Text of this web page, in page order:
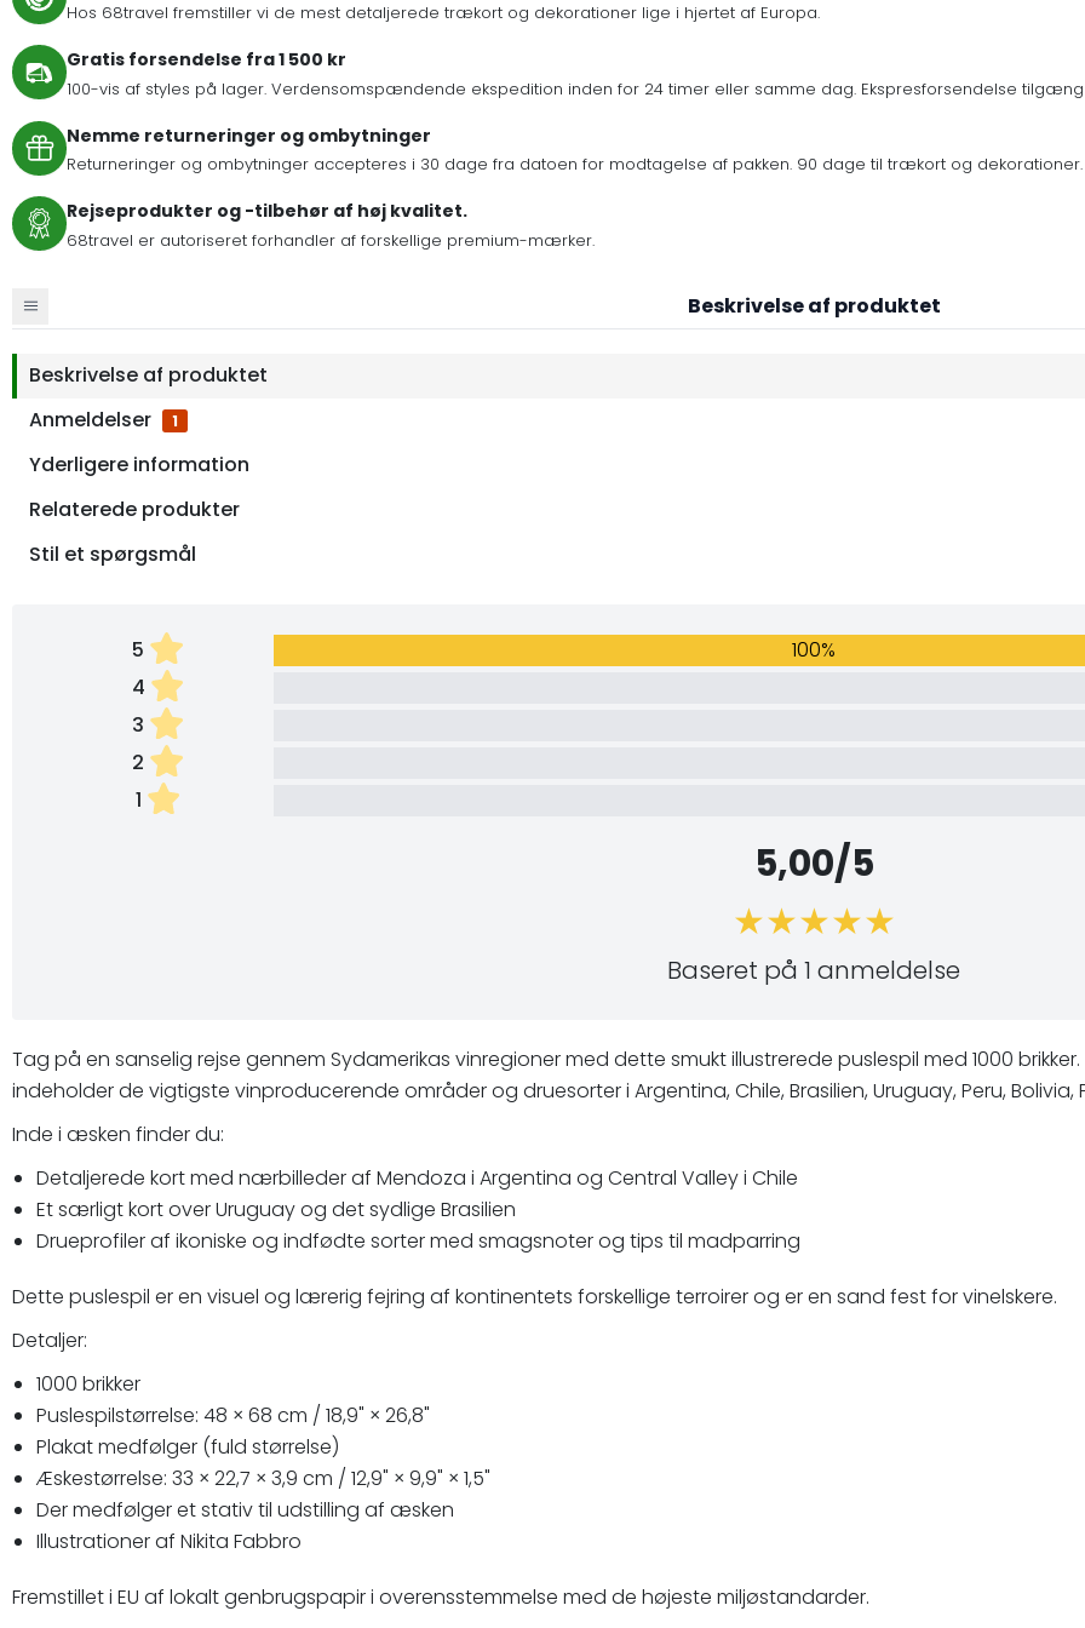
Hos 68travel fremstiller vi de mest detaljerede trækort og dekorationer lige i hjertet af Europa.
Gratis forsendelse fra 1 500 kr
100-vis af styles på lager. Verdensomspændende ekspedition inden for 24 timer eller samme dag. Ekspresforsendelse
Nemme returneringer og ombytninger
Returneringer og ombytninger accepteres i 30 dage fra datoen for modtagelse af pakken. 90 dage til trækort og dekorationer.
Rejseprodukter og -tilbehør af høj kvalitet.
68travel er autoriseret forhandler af forskellige premium-mærker.
Beskrivelse af produktet
Beskrivelse af produktet
Anmeldelser
1
Yderligere information
Relaterede produkter
Stil et spørgsmål
5
100%
4
3
2
1
5,00/5
Baseret på 1 anmeldelse
Tag på en sanselig rejse gennem Sydamerikas vinregioner med dette smukt illustrerede puslespil med 1000
indeholder de vigtigste vinproducerende områder og druesorter i Argentina, Chile, Brasilien, Uruguay, Peru,
Inde i æsken finder du:
Detaljerede kort med nærbilleder af Mendoza i Argentina og Central Valley i Chile
Et særligt kort over Uruguay og det sydlige Brasilien
Drueprofiler af ikoniske og indfødte sorter med smagsnoter og tips til madparring
Dette puslespil er en visuel og lærerig fejring af kontinentets forskellige terroirer og er en sand fest for vinelskere.
Detaljer:
1000 brikker
Puslespilstørrelse: 48 × 68 cm / 18,9" × 26,8"
Plakat medfølger (fuld størrelse)
Æskestørrelse: 33 × 22,7 × 3,9 cm / 12,9" × 9,9" × 1,5"
Der medfølger et stativ til udstilling af æsken
Illustrationer af Nikita Fabbro
Fremstillet i EU af lokalt genbrugspapir i overensstemmelse med de højeste miljøstandarder.